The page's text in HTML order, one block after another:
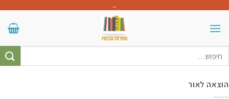
content
..
עבור:
הוצאה לאור